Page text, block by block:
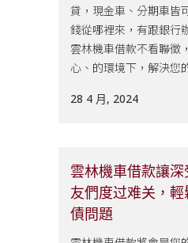
貸，現金車、分期車皆
錢從哪裡來，有跟銀行
雲林機車借款不看聯徵
心、的環境下，解決您
28 4 月, 2024
雲林機車借款讓
友們度过难关，
債問題